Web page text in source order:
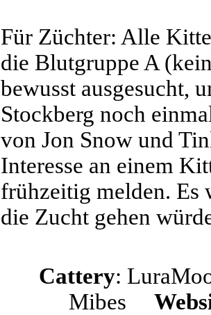
Für Züchter: Alle
die Blutgruppe A
bewusst ausgesucht,
Stockberg noch
von Jon Snow und
Interesse an einem
frühzeitig melden. Es
die Zucht gehen
Cattery:
Mibes